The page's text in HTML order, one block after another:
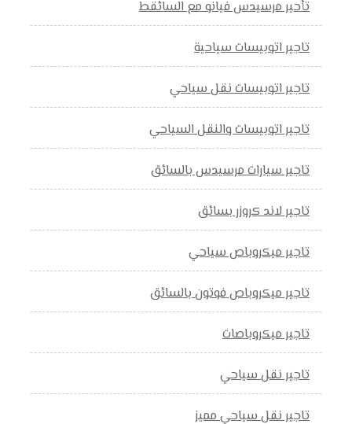
تأحير مرسيدس فيانو مع السائقط
تاجير اتوبيسات سياحية
تاجير اتوبيسات نقل سياحي
تاجير اتوبيسات والنقل السياحي
تاجير سيارات مرسيدس بالسائق
تاجير لاند كروزر بسائق
تاجير ميكروباص سياحي
تاجير ميكروباص فوتون بالسائق
تاجير ميكروباصات
تاجير نقل سياحي
تاجير نقل سياحي مميز